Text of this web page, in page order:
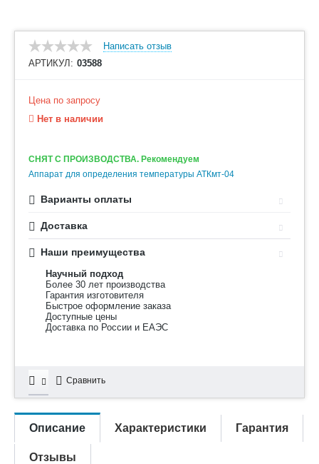
Написать отзыв
АРТИКУЛ: 03588
Цена по запросу
Нет в наличии
СНЯТ С ПРОИЗВОДСТВА. Рекомендуем
Аппарат для определения температуры АТКмт-04
Варианты оплаты
Доставка
Наши преимущества
Научный подход
Более 30 лет производства
Гарантия изготовителя
Быстрое оформление заказа
Доступные цены
Доставка по России и ЕАЭС
Сравнить
Описание Характеристики Гарантия
Отзывы